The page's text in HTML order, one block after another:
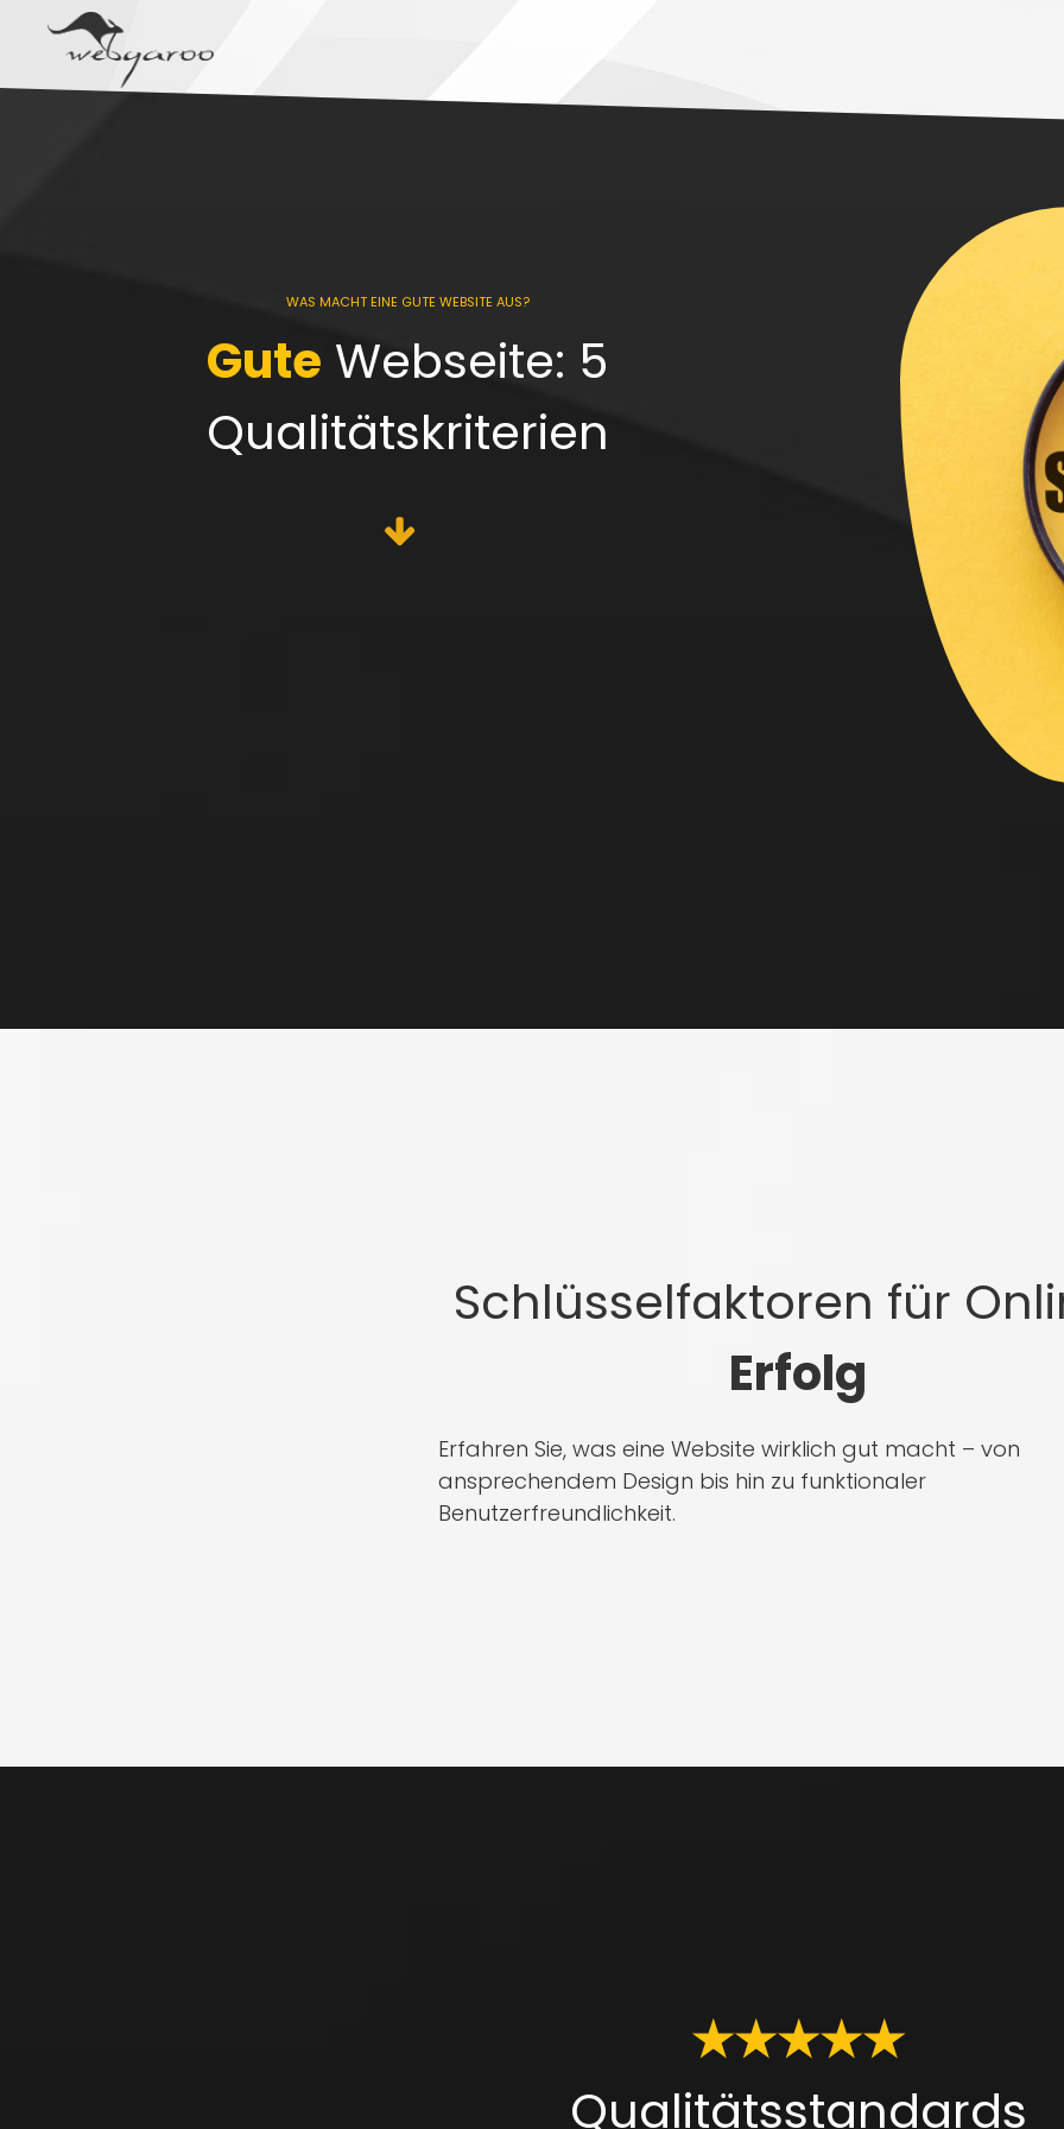
WAS MACHT EINE GUTE WEBSITE AUS?
Gute Webseite: 5
Qualitätskriterien
Schlüsselfaktoren für
Erfolg
Erfahren Sie, was eine Website wirklich gut macht – von
ansprechendem Design bis hin zu funktionaler
Benutzerfreundlichkeit.
★★★★★
Qualitätsstandards